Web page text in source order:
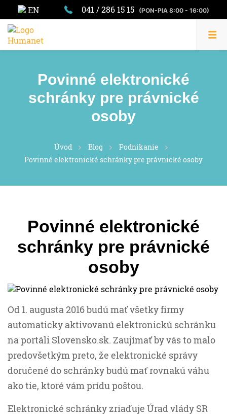
EN 041 / 286 15 15 (PON-PIA 8:00 - 16:00)
Povinné elektronické
schránky pre právnické
osoby
Úvod Blog
Podnikanie
Povinné elektronické schránky pre právnické osoby
Povinné elektronické
schránky pre právnické
osoby
Od 1. augusta 2016 budú mať všetky firmy
automaticky aktivovanú elektronickú schránku
na portáli Slovensko.sk. Zaujímať by vás to malo
predovšetkým preto, že elektronické správy
doručené do schránky budú mať rovnakú váhu
ako tie, ktoré vám prídu poštou.
Elektronické schránky zriaďuje Úrad vlády SR